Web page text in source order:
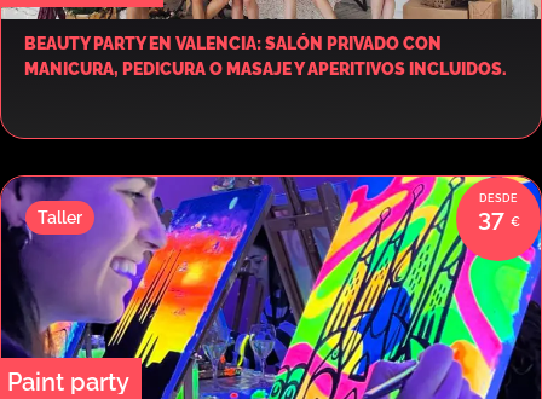
BEAUTY PARTY EN VALENCIA: SALÓN PRIVADO CON
MANICURA, PEDICURA O MASAJE Y APERITIVOS INCLUIDOS.
Paint party
37
Taller